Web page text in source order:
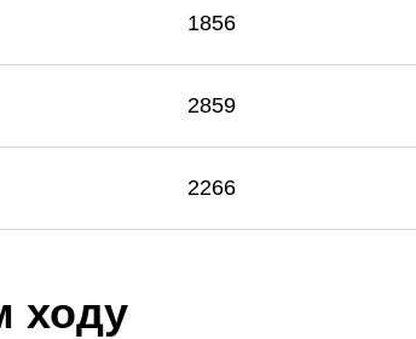
1856
2859
2266
ходу